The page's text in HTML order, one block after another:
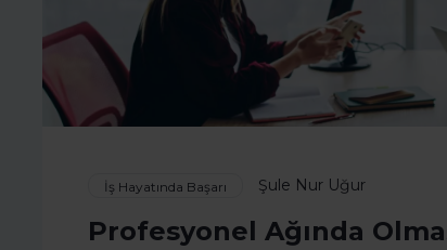
İş Hayatında Başarı Şule Nur Uğur
Profesyonel Ağında